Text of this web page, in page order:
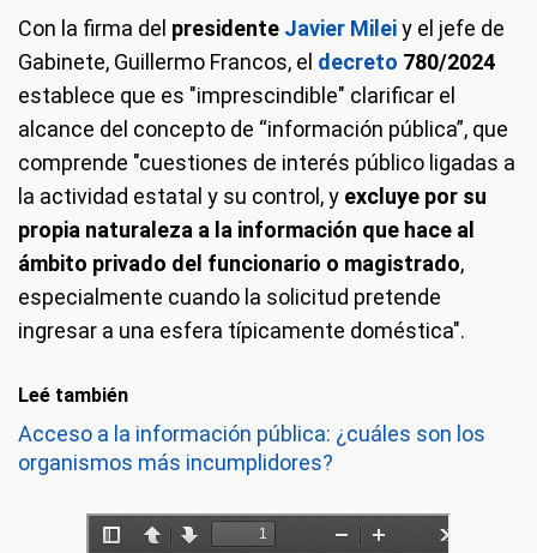
Con la firma del presidente Javier Mileiy el jefe de
Gabinete, Guillermo Francos, el decreto 780/2024
establece que es "imprescindible" clarificar el
alcance del concepto de “información pública”, que
comprende "cuestiones de interés público ligadas a
la actividad estatal y su control, y excluye por su
propia naturaleza a la información que hace al
ámbito privado del funcionario o magistrado,
especialmente cuando la solicitud pretende
ingresar a una esfera típicamente doméstica".
Leé también
Acceso a la información pública: ¿cuáles son los
organismos más incumplidores?